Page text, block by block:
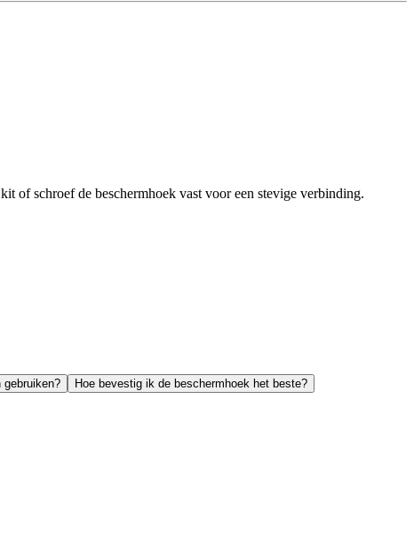
of schroef de beschermhoek vast voor een stevige verbinding.
gebruiken?
Hoe bevestig ik de beschermhoek het beste?